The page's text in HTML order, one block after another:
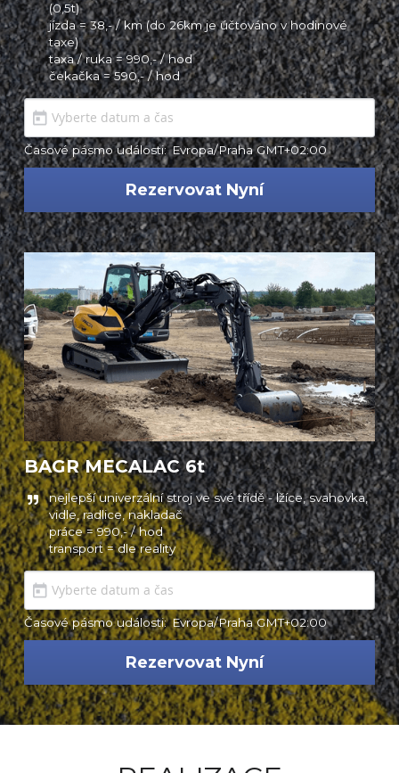
(0,5t)
jízda = 38,- / km (do 26km je účtováno v hodinové
taxe)
taxa / ruka = 990,- / hod
čekačka = 590,- / hod
Časové pásmo události: Evropa/Praha GMT+02:00
Rezervovat Nyní
BAGR MECALAC 6t
nejlepší univerzální stroj ve své třídě - lžíce, svahovka,
vidle, radlice, nakladač
práce = 990,- / hod
transport = dle reality
Časové pásmo události: Evropa/Praha GMT+02:00
Rezervovat Nyní